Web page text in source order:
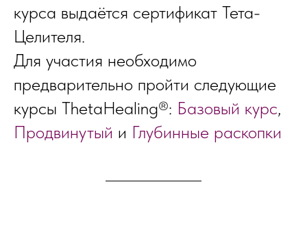
курса выдаётся сертификат Тета-
Целителя.
Для участия необходимо
предварительно пройти следующие
курсы ThetaHealing®: Базовый курс,
Продвинутый и Глубинные раскопки